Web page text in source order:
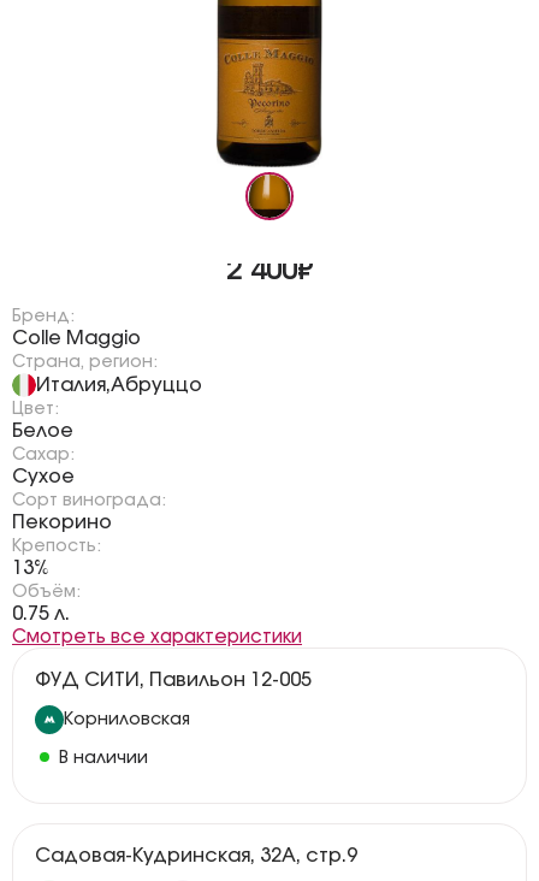
2 400₽
Бренд:
Colle Maggio
Страна, регион:
Италия,Абруццо
Цвет:
Белое
Сахар:
Сухое
Сорт винограда:
Пекорино
Крепость:
13%
Объём:
0.75 л.
Смотреть все характеристики
ФУД СИТИ, Павильон 12-005
Корниловская
В наличии
Садовая-Кудринская, 32А, стр.9